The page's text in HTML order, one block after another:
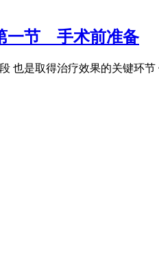
一节 手术前准备
也是取得治疗效果的关键环